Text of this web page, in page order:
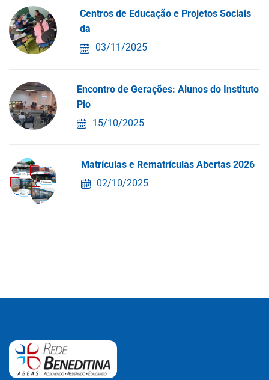
Centros de Educação e Projetos Sociais
da
03/11/2025
Encontro de Gerações: Alunos do Instituto
Pio
15/10/2025
Matrículas e Rematrículas Abertas 2026
02/10/2025